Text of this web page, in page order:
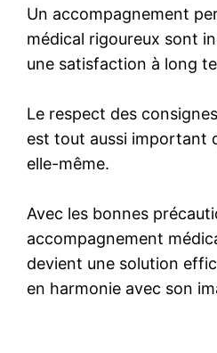
Un accompagnement
médical rigoureux sont
une satisfaction à long
Le respect des
est tout aussi important
elle-même.
Avec les bonnes
accompagnement
devient une solution
en harmonie avec son